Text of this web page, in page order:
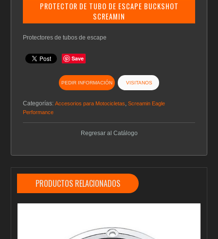
PROTECTOR DE TUBO DE ESCAPE BUCKSHOT
SCREAMIN
Protectores de tubos de escape
Save
PEDIR INFORMACIÓN VISITANOS
Categorías:Accesorios para Motocicletas,Screamin Eagle
Performance
Regresar al Catálogo
PRODUCTOS RELACIONADOS